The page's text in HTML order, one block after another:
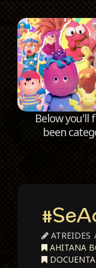
Below you'll
been
ATREIDES
AHITANA